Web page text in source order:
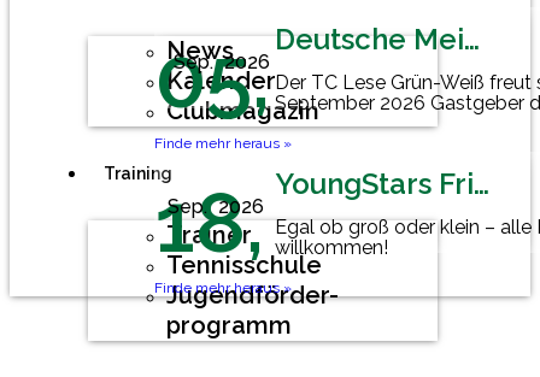
News
Kalender
Clubmagazin
Training
Trainer
Tennisschule
Jugendförder-
programm
Sep.
05,
2026
Deutsche Meisterschaft Herren 60
Der TC Lese Grün-Weiß
September 2026 Gastgeber
Mannschaftsmeisterschaft
Finde mehr heraus »
Sep.
18,
2026
YoungStars Friday
Egal ob groß oder klein –
willkommen!
Finde mehr heraus »